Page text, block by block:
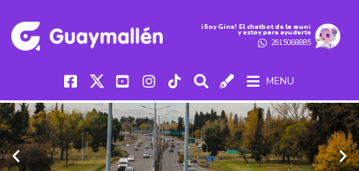
iSoy Gina! El chatbot de la muni
y estoy para ayudarte
2615068885
MENU